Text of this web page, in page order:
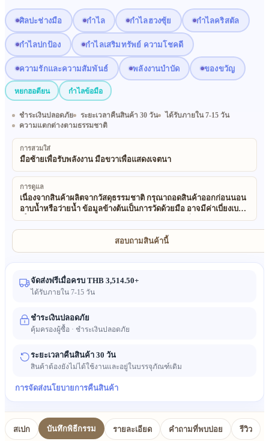
ศิลปะช่างมือ กำไล กำไลฮวงซุ้ย กำไลคริสตัล
กำไลปกป้อง กำไลเสริมทรัพย์ ความโชคดี
ความรักและความสัมพันธ์ พลังงานบำบัด ของขวัญ
หยกฮอตียน กำไลข้อมือ
ชำระเงินปลอดภัย ระยะเวลาคืนสินค้า 30 วัน
ได้รับภายใน 7-15 วัน
ความแตกต่างตามธรรมชาติ
การสวมใส่
มือซ้ายเพื่อรับพลังงาน มือขวาเพื่อแสดงเจตนา
การดูแล
เนื่องจากสินค้าผลิตจากวัสดุธรรมชาติ กรุณาถอดสินค้าออกก่อนนอน
อาบน้ำหรือว่ายน้ำ ข้อมูลข้างต้นเป็นการวัดด้วยมือ อาจมีค่าเบี่ยงเบน
เล็กน้อย (±0.5 ซม.) ขออภัยในความไม่สะดวก วัสดุที่ใช้ในสินค้า
ทั้งหมดของเราเป็นธรรมชาติและเป็นมิตรต่อสิ่งแวดล้อม 100% สินค้า
เหล่านี้เป็นงานทำมือและใช้วัสดุธรรมชาติ ดังนั้นอาจมีความไม่
สม่ำเสมอเล็กน้อย และเนื่องจากผลของแสงและการตั้งค่าจอ สีของ
สินค้าจริงอาจแตกต่างจากภาพเล็กน้อย
สอบถามสินค้านี้
จัดส่งฟรีเมื่อครบ THB 3,514.50+
ได้รับภายใน 7-15 วัน
ชำระเงินปลอดภัย
คุ้มครองผู้ซื้อ · ชำระเงินปลอดภัย
ระยะเวลาคืนสินค้า 30 วัน
สินค้าต้องยังไม่ได้ใช้งานและอยู่ในบรรจุภัณฑ์เดิม
การจัดส่งนโยบายการคืนสินค้า
สเปก บันทึกพิธีกรรม รายละเอียด คำถามที่พบบ่อย รีวิว